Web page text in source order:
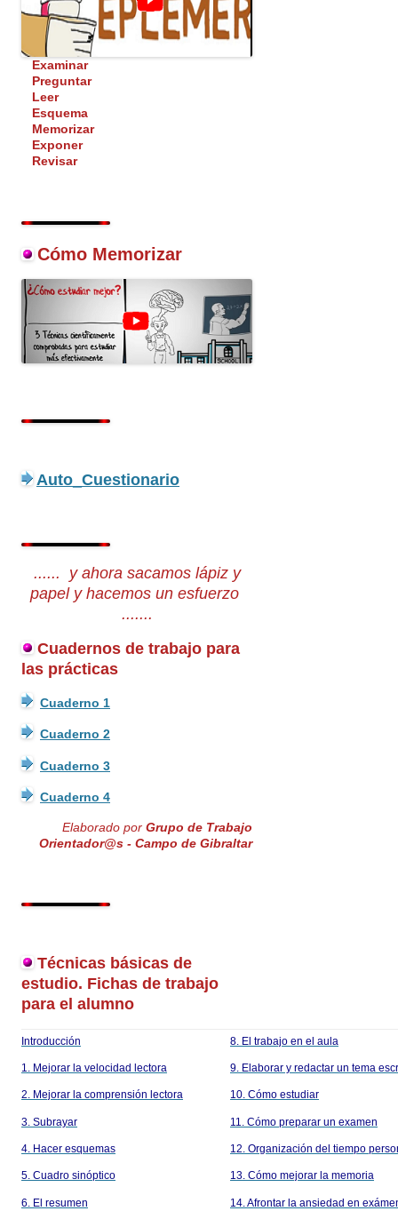
Examinar
Preguntar
Leer
Esquema
Memorizar
Exponer
Revisar
Cómo Memorizar
Auto_Cuestionario
...... y ahora sacamos lápiz y
papel y hacemos un esfuerzo
.......
Cuadernos de trabajo para
las prácticas
Cuaderno 1
Cuaderno 2
Cuaderno 3
Cuaderno 4
Elaborado por Grupo de Trabajo
Orientador@s - Campo de Gibraltar
Técnicas básicas de
estudio. Fichas de trabajo
para el alumno
Introducción
1. Mejorar la velocidad lectora
2. Mejorar la comprensión lectora
3. Subrayar
4. Hacer esquemas
5. Cuadro sinóptico
6. El resumen
8. El trabajo en el aula
9. Elaborar y redactar un tema
10. Cómo estudiar
11. Cómo preparar un examen
12. Organización del tiempo
13. Cómo mejorar la memoria
14. Afrontar la ansiedad en